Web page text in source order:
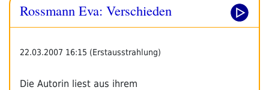
Rossmann Eva: Verschieden
22.03.2007 16:15 (Erstausstrahlung)
Die Autorin liest aus ihrem